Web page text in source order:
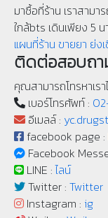
มาซื้อที่ร้าน เราสามา
ใกล้bts เดินเพียง 5 น
แผนที่ร้าน ขายยา ย่
ติดต่อสอบถา
คุณสามารถโทรหาเรา
เบอร์โทรศัพท์ :
อีเมลล์ :
facebook page :
Facebook
LINE :ไลน์
Twitter : Twitter
Instagram : ig